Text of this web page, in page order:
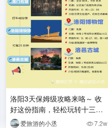
洛阳3天保姆级攻略来咯～ 收
好这份指南，轻松玩转十三朝
古都✨爱旅游的小丞 7.2w